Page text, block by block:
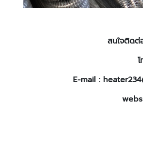
สนใจติดต่
E-mail :